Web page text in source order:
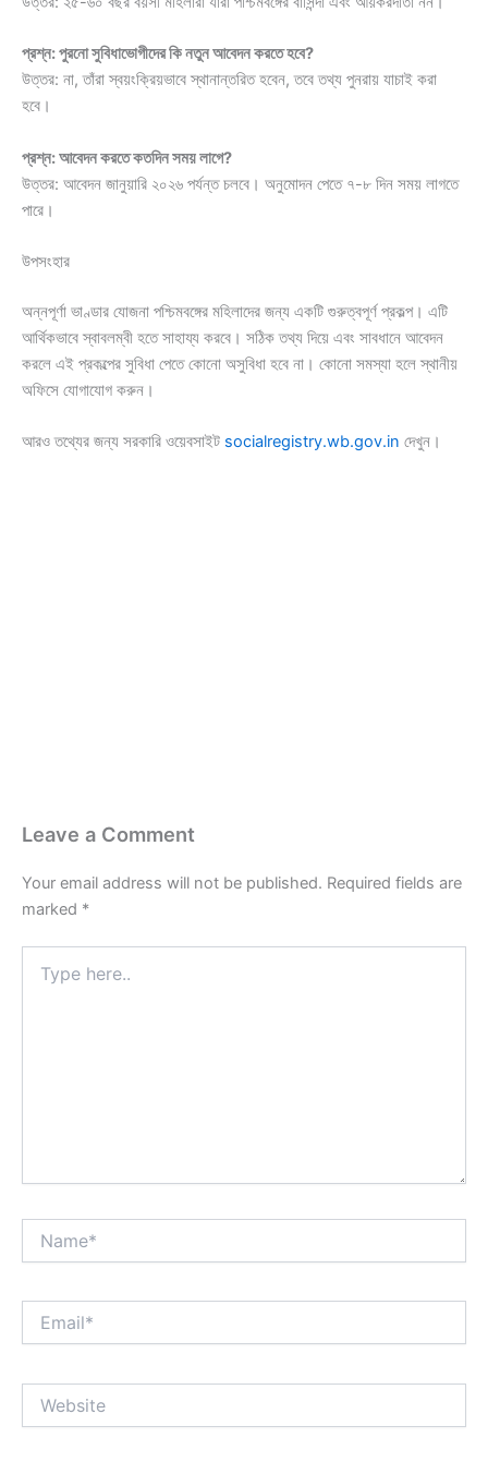
প্রশ্ন: পুরনো সুবিধাভোগীদের কি নতুন আবেদন করতে হবে?
উত্তর: না, তাঁরা স্বয়ংক্রিয়ভাবে স্থানান্তরিত হবেন, তবে তথ্য পুনরায় যাচাই করা
হবে।
প্রশ্ন: আবেদন করতে কতদিন সময় লাগে?
উত্তর: আবেদন জানুয়ারি ২০২৬ পর্যন্ত চলবে। অনুমোদন পেতে ৭-৮ দিন সময় লাগতে
পারে।
উপসংহার
অন্নপূর্ণা ভাণ্ডার যোজনা পশ্চিমবঙ্গের মহিলাদের জন্য একটি গুরুত্বপূর্ণ প্রকল্প। এটি
আর্থিকভাবে স্বাবলম্বী হতে সাহায্য করবে। সঠিক তথ্য দিয়ে এবং সাবধানে আবেদন
করলে এই প্রকল্পের সুবিধা পেতে কোনো অসুবিধা হবে না। কোনো সমস্যা হলে স্থানীয়
অফিসে যোগাযোগ করুন।
আরও তথ্যের জন্য সরকারি ওয়েবসাইট socialregistry.wb.gov.in দেখুন।
Leave a Comment
Your email address will not be published. Required fields are
marked *
here..